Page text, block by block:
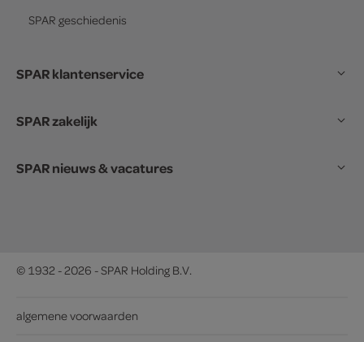
SPAR geschiedenis
SPAR klantenservice
SPAR zakelijk
SPAR nieuws & vacatures
© 1932 - 2026 - SPAR Holding B.V.
algemene voorwaarden